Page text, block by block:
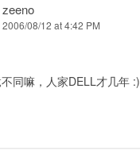
zeeno
2006/08/12 at 4:42 PM
同嘛，人家DELL才几年 :)